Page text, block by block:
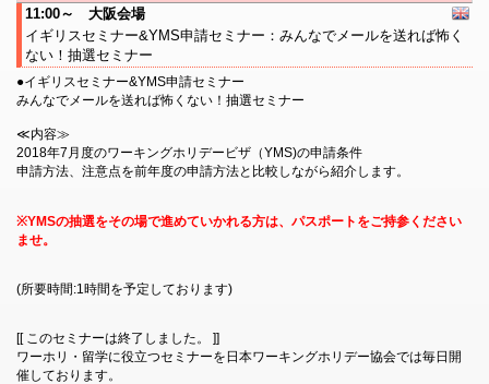
11:00～ 大阪会場
イギリスセミナー&YMS申請セミナー：みんなでメールを送れば怖く
ない！抽選セミナー
●イギリスセミナー&YMS申請セミナー
みんなでメールを送れば怖くない！抽選セミナー
≪内容≫
2018年7月度のワーキングホリデービザ（YMS)の申請条件
申請方法、注意点を前年度の申請方法と比較しながら紹介します。
※YMSの抽選をその場で進めていかれる方は、パスポートをご持参ください
ませ。
(所要時間:1時間を予定しております)
[[ このセミナーは終了しました。 ]]
ワーホリ・留学に役立つセミナーを日本ワーキングホリデー協会では毎日開
催しております。